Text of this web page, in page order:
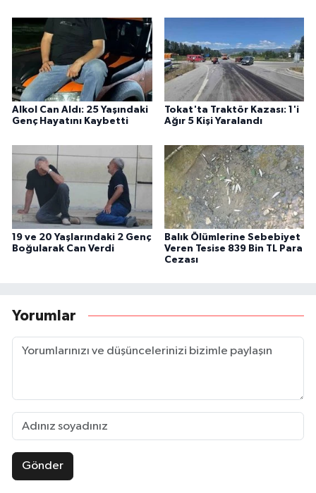
Alkol Can Aldı: 25 Yaşındaki
Genç Hayatını Kaybetti
Tokat'ta Traktör Kazası: 1'i
Ağır 5 Kişi Yaralandı
19 ve 20 Yaşlarındaki 2 Genç
Boğularak Can Verdi
Balık Ölümlerine Sebebiyet
Veren Tesise 839 Bin TL Para
Cezası
Yorumlar
Gönder